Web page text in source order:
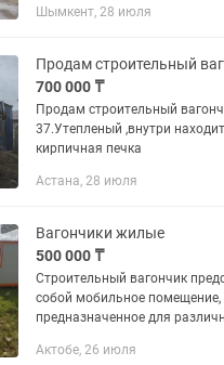
Шымкент, 28 июля
Продам строительный
700 000 ₸
Продам строительный
37.Утепленый ,внутри
кирпичная печка
Астана, 28 июля
Вагончики жилые
500 000 ₸
Строительный вагончик
собой мобильное помещение,
предназначенное для
проживания людей в полевых
Актобе, 26 июля